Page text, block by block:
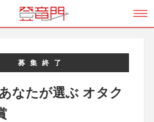
募集終了
なたが選ぶ オタク